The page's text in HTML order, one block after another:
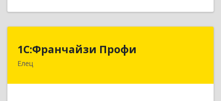
1С:Франчайзи Профи
Елец
1С:Франчайзи Профи